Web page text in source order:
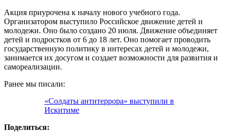
Акция приурочена к началу нового учебного года.
Организатором выступило Российское движение детей и
молодежи. Оно было создано 20 июля. Движение объединяет
детей и подростков от 6 до 18 лет. Оно помогает проводить
государственную политику в интересах детей и молодежи,
занимается их досугом и создает возможности для развития и
самореализации.
Ранее мы писали:
«Солдаты антитеррора» выступили в
Искитиме
Поделиться: